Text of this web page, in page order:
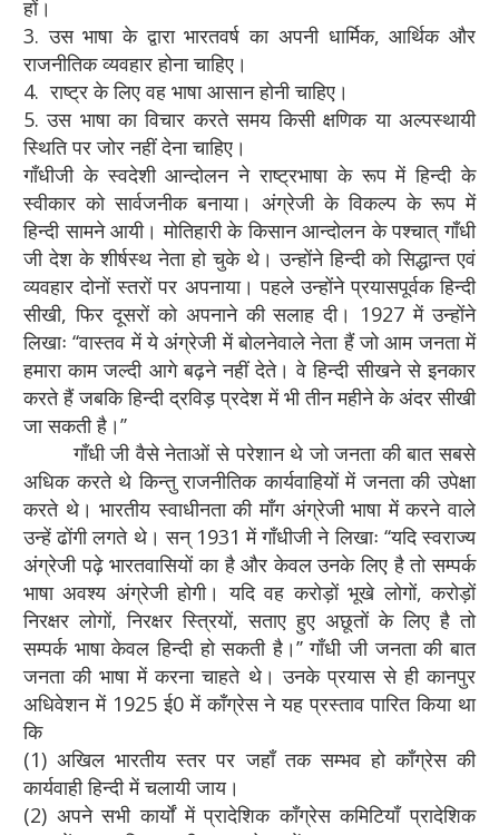
हों।
3. उस भाषा के द्वारा भारतवर्ष का अपनी धार्मिक, आर्थिक और
राजनीतिक व्यवहार होना चाहिए।
4. राष्ट्र के लिए वह भाषा आसान होनी चाहिए।
5. उस भाषा का विचार करते समय किसी क्षणिक या अल्पस्थायी
स्थिति पर जोर नहीं देना चाहिए।
गाँधीजी के स्वदेशी आन्दोलन ने राष्ट्रभाषा के रूप में हिन्दी के
स्वीकार को सार्वजनीक बनाया। अंग्रेजी के विकल्प के रूप में
हिन्दी सामने आयी। मोतिहारी के किसान आन्दोलन के पश्चात् गाँधी
जी देश के शीर्षस्थ नेता हो चुके थे। उन्होंने हिन्दी को सिद्धान्त एवं
व्यवहार दोनों स्तरों पर अपनाया। पहले उन्होंने प्रयासपूर्वक हिन्दी
सीखी, फिर दूसरों को अपनाने की सलाह दी। 1927 में उन्होंने
लिखाः ‘‘वास्तव में ये अंग्रेजी में बोलनेवाले नेता हैं जो आम जनता में
हमारा काम जल्दी आगे बढ़ने नहीं देते। वे हिन्दी सीखने से इनकार
करते हैं जबकि हिन्दी द्रविड़ प्रदेश में भी तीन महीने के अंदर सीखी
जा सकती है।’’
गाँधी जी वैसे नेताओं से परेशान थे जो जनता की बात सबसे
अधिक करते थे किन्तु राजनीतिक कार्यवाहियों में जनता की उपेक्षा
करते थे। भारतीय स्वाधीनता की माँग अंग्रेजी भाषा में करने वाले
उन्हें ढोंगी लगते थे। सन् 1931 में गाँधीजी ने लिखाः ‘‘यदि स्वराज्य
अंग्रेजी पढ़े भारतवासियों का है और केवल उनके लिए है तो सम्पर्क
भाषा अवश्य अंग्रेजी होगी। यदि वह करोड़ों भूखे लोगों, करोड़ों
निरक्षर लोगों, निरक्षर स्त्रियों, सताए हुए अछूतों के लिए है तो
सम्पर्क भाषा केवल हिन्दी हो सकती है।’’ गाँधी जी जनता की बात
जनता की भाषा में करना चाहते थे। उनके प्रयास से ही कानपुर
अधिवेशन में 1925 ई0 में काँग्रेस ने यह प्रस्ताव पारित किया था
कि
(1) अखिल भारतीय स्तर पर जहाँ तक सम्भव हो काँग्रेस की
कार्यवाही हिन्दी में चलायी जाय।
(2) अपने सभी कार्यों में प्रादेशिक काँग्रेस कमिटियाँ प्रादेशिक